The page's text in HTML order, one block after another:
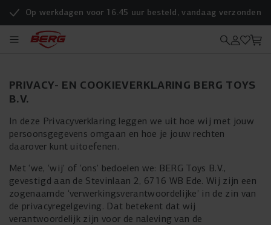
Op werkdagen voor 16.45 uur besteld, vandaag verzonden
PRIVACY- EN COOKIEVERKLARING BERG TOYS
B.V.
In deze Privacyverklaring leggen we uit hoe wij met jouw
persoonsgegevens omgaan en hoe je jouw rechten
daarover kunt uitoefenen.
Met ‘we, ‘wij’ of ‘ons’ bedoelen we: BERG Toys B.V.,
gevestigd aan de Stevinlaan 2, 6716 WB Ede. Wij zijn een
zogenaamde ‘verwerkingsverantwoordelijke’ in de zin van
de privacyregelgeving. Dat betekent dat wij
verantwoordelijk zijn voor de naleving van de